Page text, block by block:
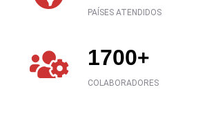
PAÍSES ATENDIDOS
1700+
COLABORADORES